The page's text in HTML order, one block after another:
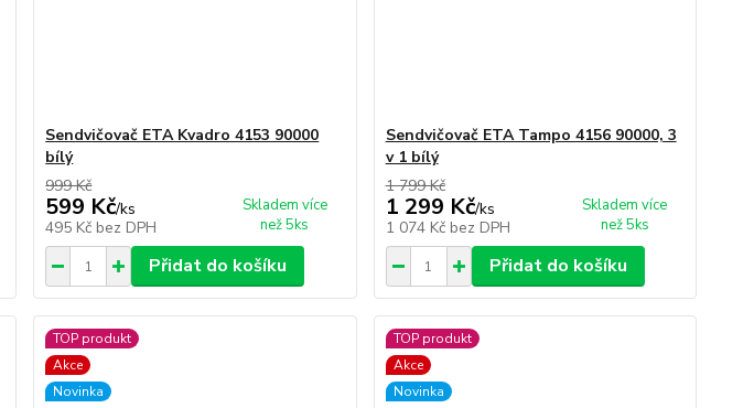
Sendvičovač ETA Kvadro 4153 90000
bílý
999 Kč
599 Kč/ks
495 Kč bez DPH
Skladem více
než 5ks
Přidat do košíku
Sendvičovač ETA Tampo 4156 90000, 3
v 1 bílý
1 799 Kč
1 299 Kč/ks
1 074 Kč bez DPH
Skladem více
než 5ks
Přidat do košíku
TOP produkt
Akce
Novinka
TOP produkt
Akce
Novinka